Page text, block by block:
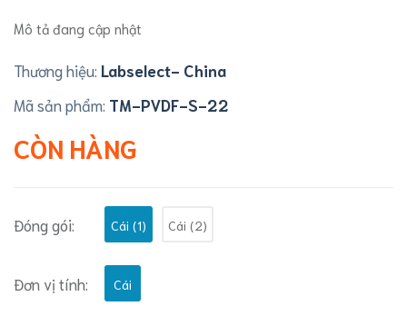
Mô tả đang cập nhật
Thương hiệu: Labselect- China
Mã sản phẩm: TM-PVDF-S-22
CÒN HÀNG
Đóng gói: Cái (1) Cái (2)
Đơn vị tính: Cái